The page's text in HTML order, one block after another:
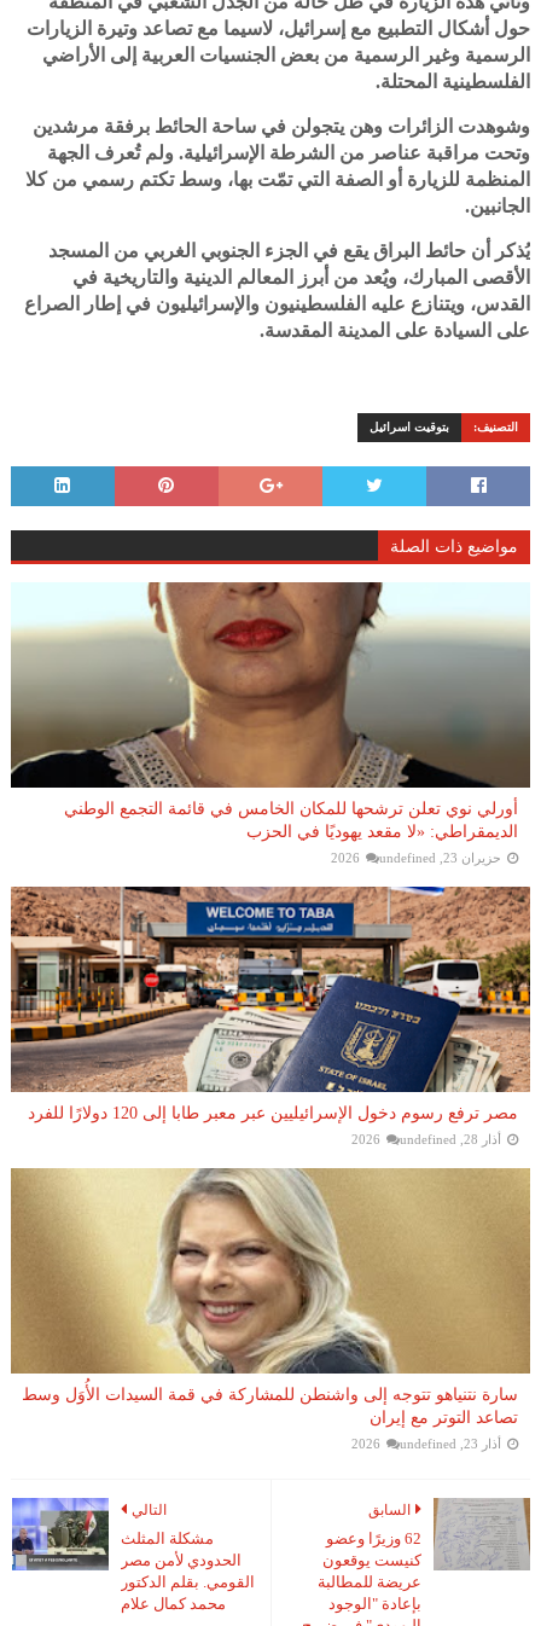
حول أشكال التطبيع مع إسرائيل، لاسيما مع تصاعد وتيرة الزيارات
الرسمية وغير الرسمية من بعض الجنسيات العربية إلى الأراضي
الفلسطينية المحتلة.
وشوهدت الزائرات وهن يتجولن في ساحة الحائط برفقة مرشدين
وتحت مراقبة عناصر من الشرطة الإسرائيلية. ولم تُعرف الجهة
المنظمة للزيارة أو الصفة التي تمّت بها، وسط تكتم رسمي من كلا
الجانبين.
يُذكر أن حائط البراق يقع في الجزء الجنوبي الغربي من المسجد
الأقصى المبارك، ويُعد من أبرز المعالم الدينية والتاريخية في
القدس، ويتنازع عليه الفلسطينيون والإسرائيليون في إطار الصراع
على السيادة على المدينة المقدسة.
التصنيف: بتوقيت اسرائيل
مواضيع ذات الصلة
أورلي نوي تعلن ترشحها للمكان الخامس في قائمة التجمع الوطني
الديمقراطي: «لا مقعد يهوديًا في الحزب
حزيران 23, 2026 undefined
مصر ترفع رسوم دخول الإسرائيليين عبر معبر طابا إلى 120 دولارًا للفرد
أذار 28, 2026 undefined
سارة نتنياهو تتوجه إلى واشنطن للمشاركة في قمة السيدات الأُوَل وسط
تصاعد التوتر مع إيران
أذار 23, 2026 undefined
التالي
مشكلة المثلث
الحدودي لأمن مصر
القومي. بقلم الدكتور
محمد كمال علام
السابق
62 وزيرًا وعضو
كنيست يوقعون
عريضة للمطالبة
بإعادة "الوجود